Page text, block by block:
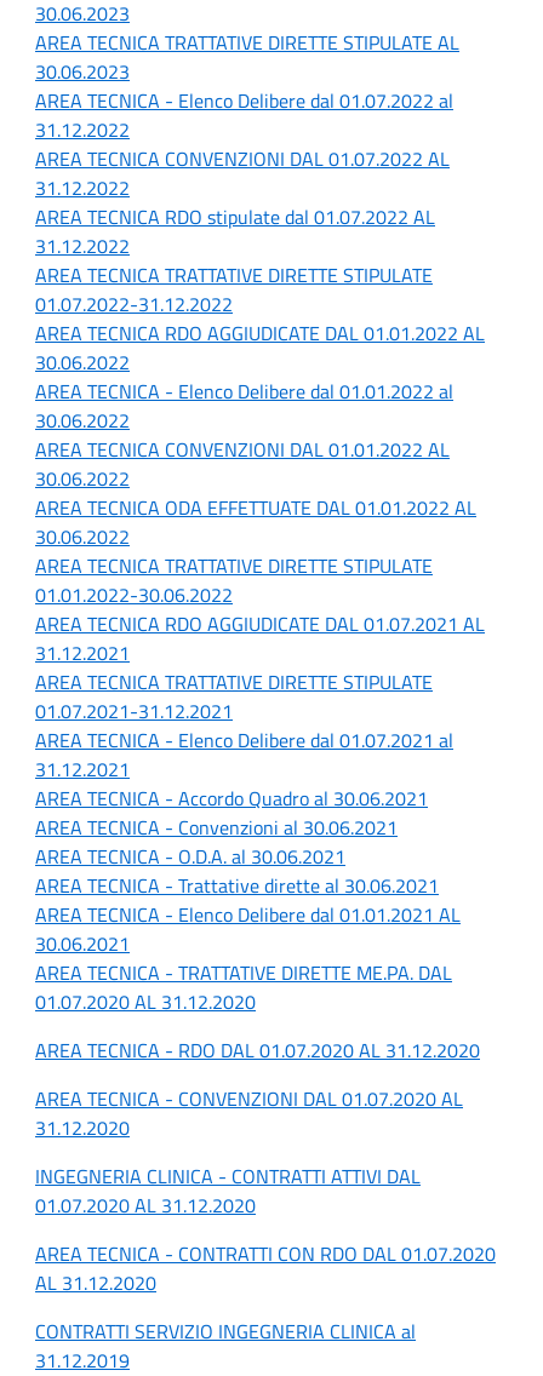
30.06.2023
AREA TECNICA TRATTATIVE DIRETTE STIPULATE AL
30.06.2023
AREA TECNICA - Elenco Delibere dal 01.07.2022 al
31.12.2022
AREA TECNICA CONVENZIONI DAL 01.07.2022 AL
31.12.2022
AREA TECNICA RDO stipulate dal 01.07.2022 AL
31.12.2022
AREA TECNICA TRATTATIVE DIRETTE STIPULATE
01.07.2022-31.12.2022
AREA TECNICA RDO AGGIUDICATE DAL 01.01.2022 AL
30.06.2022
AREA TECNICA - Elenco Delibere dal 01.01.2022 al
30.06.2022
AREA TECNICA CONVENZIONI DAL 01.01.2022 AL
30.06.2022
AREA TECNICA ODA EFFETTUATE DAL 01.01.2022 AL
30.06.2022
AREA TECNICA TRATTATIVE DIRETTE STIPULATE
01.01.2022-30.06.2022
AREA TECNICA RDO AGGIUDICATE DAL 01.07.2021 AL
31.12.2021
AREA TECNICA TRATTATIVE DIRETTE STIPULATE
01.07.2021-31.12.2021
AREA TECNICA - Elenco Delibere dal 01.07.2021 al
31.12.2021
AREA TECNICA - Accordo Quadro al 30.06.2021
AREA TECNICA - Convenzioni al 30.06.2021
AREA TECNICA - O.D.A. al 30.06.2021
AREA TECNICA - Trattative dirette al 30.06.2021
AREA TECNICA - Elenco Delibere dal 01.01.2021 AL
30.06.2021
AREA TECNICA - TRATTATIVE DIRETTE ME.PA. DAL
01.07.2020 AL 31.12.2020
AREA TECNICA - RDO DAL 01.07.2020 AL 31.12.2020
AREA TECNICA - CONVENZIONI DAL 01.07.2020 AL
31.12.2020
INGEGNERIA CLINICA - CONTRATTI ATTIVI DAL
01.07.2020 AL 31.12.2020
AREA TECNICA - CONTRATTI CON RDO DAL 01.07.2020
AL 31.12.2020
CONTRATTI SERVIZIO INGEGNERIA CLINICA al
31.12.2019